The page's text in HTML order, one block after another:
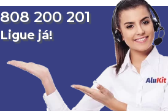
808 200 201
Ligue já!